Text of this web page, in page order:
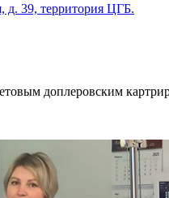
д. 39, территория ЦГБ.
доплеровским